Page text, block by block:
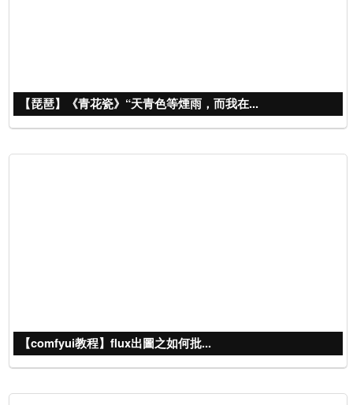
【琵琶】《青花瓷》“天青色等煙雨，而我在...
【comfyui教程】flux出圖之如何批...